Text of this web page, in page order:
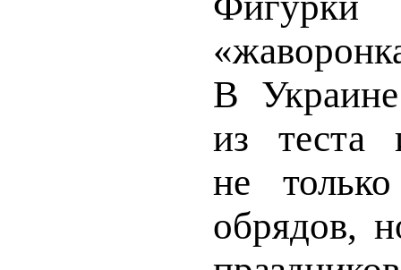
В
из теста
не
обря­дов,